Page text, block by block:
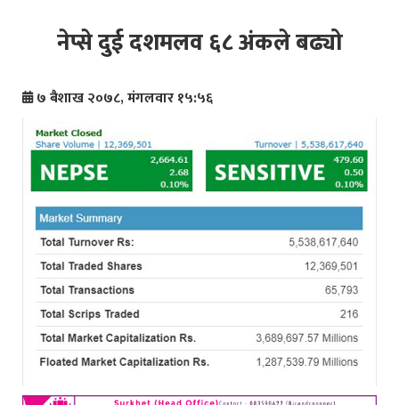
नेप्से दुई दशमलव ६८ अंकले बढ्यो
७ बैशाख २०७८, मंगलवार १५:५६